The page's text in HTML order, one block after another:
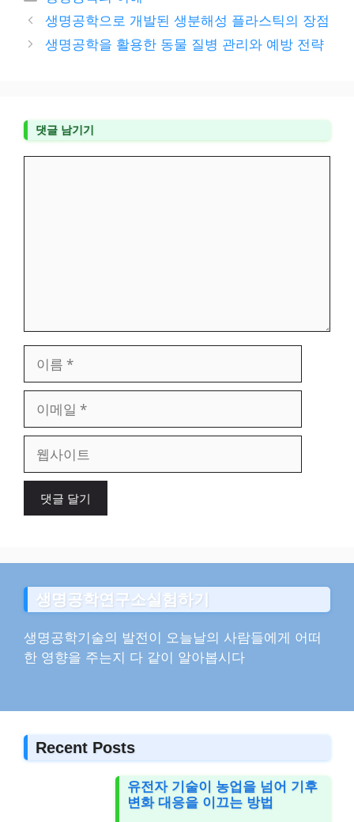
테
리
생명공학으로 개발된 생분해성 플라스틱의 장점
생명공학을 활용한 동물 질병 관리와 예방 전략
댓글 남기기
일
이
생명공학연구소실험하기
생명공학기술의 발전이 오늘날의 사람들에게 어떠
한 영향을 주는지 다 같이 알아봅시다
Recent Posts
유전자 기술이 농업을 넘어 기후
변화 대응을 이끄는 방법